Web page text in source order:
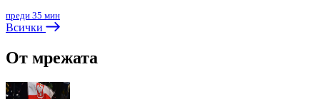
преди 35 мин
Всички
От мрежата